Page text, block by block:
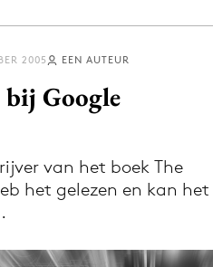
via de Adformatie
app
2005 EEN AUTEUR
bij Google
van het boek The
het gelezen en kan het